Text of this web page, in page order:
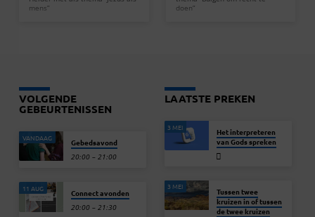
mens”
doen”
VOLGENDE
GEBEURTENISSEN
VANDAAG Gebedsavond
20:00 – 21:00
11 AUG Connect avonden
20:00 – 21:30
LAATSTE PREKEN
3 MEI
Het interpreteren
van Gods spreken
3 MEI
Tussen twee
kruizen in of tussen
de twee kruizen